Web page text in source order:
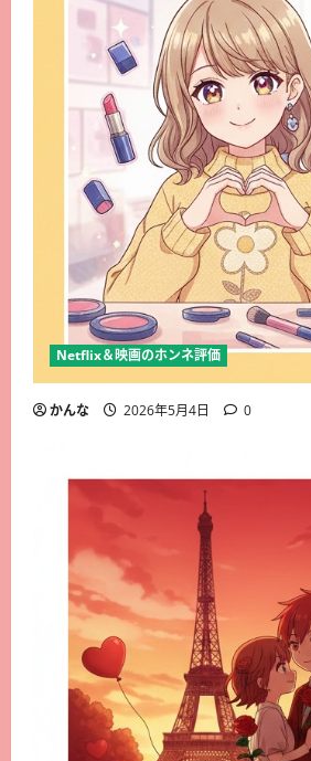
Netflix＆映画のホンネ評価
かんな 2026年5月4日 0